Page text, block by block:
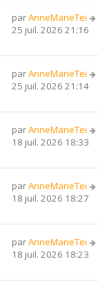
parAnneMarieTei
25 juil. 2026 21:16
parAnneMarieTei
25 juil. 2026 21:14
parAnneMarieTei
18 juil. 2026 18:33
parAnneMarieTei
18 juil. 2026 18:27
parAnneMarieTei
18 juil. 2026 18:23